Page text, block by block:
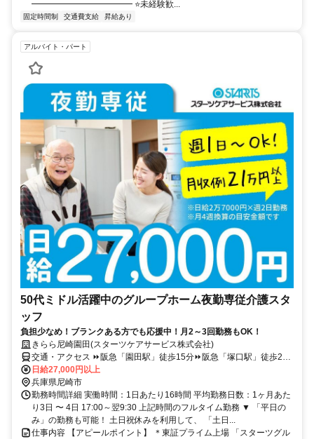
━━━━━━━━━━━━ ⭐未経験歓...
固定時間制 交通費支給 昇給あり
アルバイト・パート
50代ミドル活躍中のグループホーム夜勤専従介護スタ
ッフ
負担少なめ！ブランクある方でも応援中！月2～3回勤務もOK！
きらら尼崎園田(スターツケアサービス株式会社)
交通・アクセス ⏩阪急「園田駅」徒歩15分⏩阪急「塚口駅」徒歩20
分⏩尼崎駅や猪名寺駅から通勤しているスタッフさんも活躍中！伊丹
駅や立花駅も通勤圏内です
日給27,000円以上
兵庫県尼崎市
勤務時間詳細 実働時間：1日あたり16時間 平均勤務日数：1ヶ月あた
り3日 〜 4日 17:00～翌9:30 上記時間のフルタイム勤務 ▼ 「平日の
み」の勤務も可能！ 土日祝休みを利用して、 「土日...
仕事内容 【アピールポイント】 ＊東証プライム上場 「スターツグル